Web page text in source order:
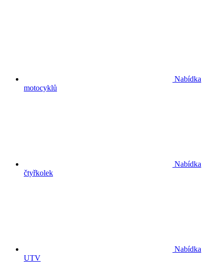
Nabídka
motocyklů
Nabídka
čtyřkolek
Nabídka
UTV